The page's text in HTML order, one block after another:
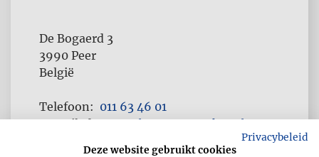
De Bogaerd 3
3990 Peer
België
Telefoon
011 63 46 01
E-mailadres
cenb@supermarkten.be
Privacybeleid
Deze website gebruikt cookies